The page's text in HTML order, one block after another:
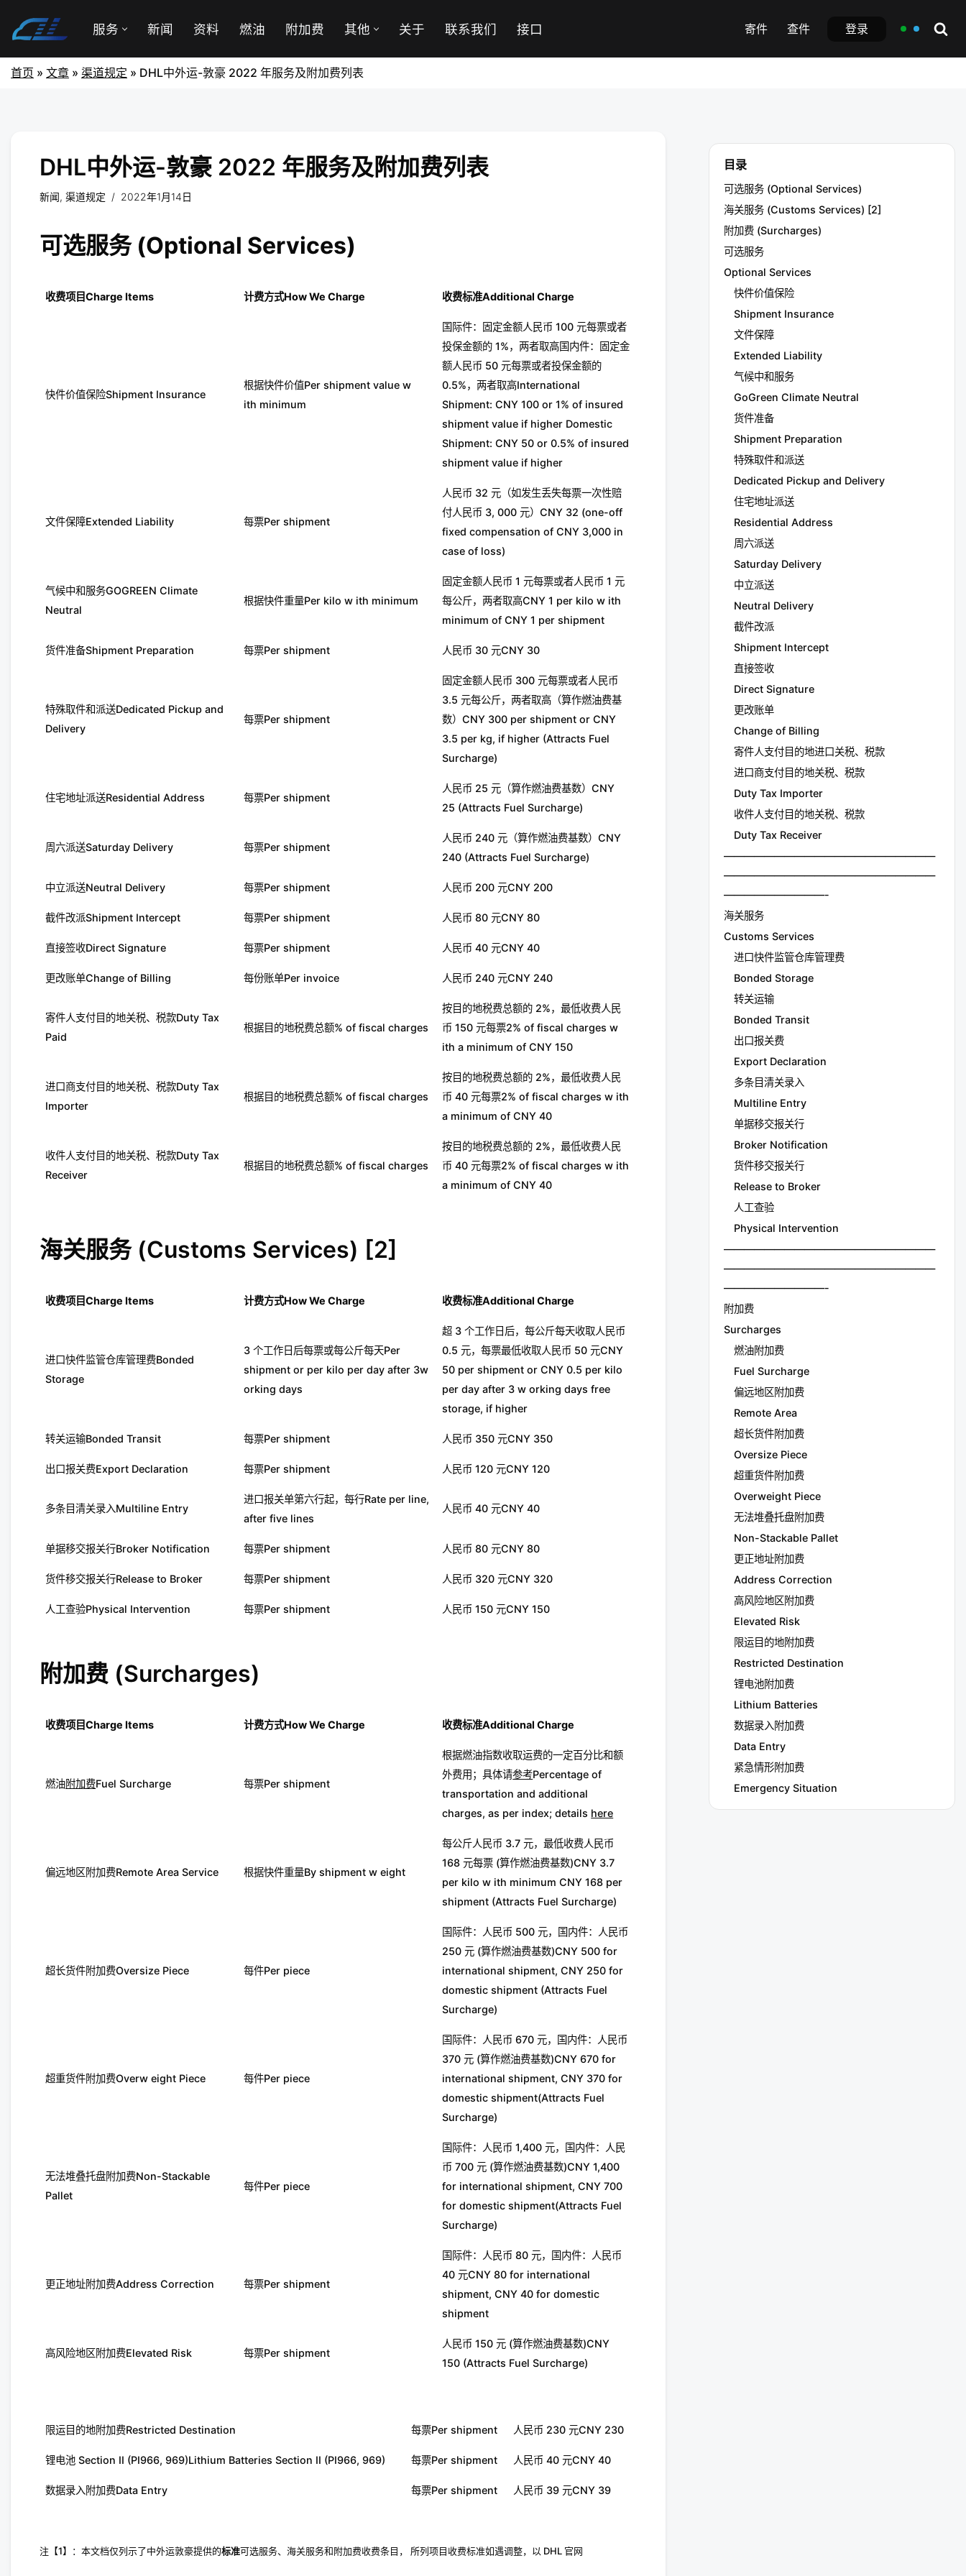
服务 新闻 资料 燃油 附加费 其他 关于 联系我们 接口 寄件 查件 登录
首页 » 文章 » 渠道规定 » DHL中外运-敦豪 2022 年服务及附加费列表
DHL中外运-敦豪 2022 年服务及附加费列表
新闻, 渠道规定 2022年1月14日
可选服务 (Optional Services)
收费项目Charge Items 计费方式How We Charge 收费标准Additional Charge
快件价值保险Shipment Insurance
根据快件价值Per shipment value w
ith minimum
国际件：固定金额人民币 100 元每票或者
投保金额的 1%，两者取高国内件：固定金
额人民币 50 元每票或者投保金额的
0.5%，两者取高International
Shipment: CNY 100 or 1% of insured
shipment value if higher Domestic
Shipment: CNY 50 or 0.5% of insured
shipment value if higher
文件保障Extended Liability 每票Per shipment
人民币 32 元（如发生丢失每票一次性赔
付人民币 3, 000 元）CNY 32 (one-off
fixed compensation of CNY 3,000 in
case of loss)
气候中和服务GOGREEN Climate
Neutral
根据快件重量Per kilo w ith minimum
固定金额人民币 1 元每票或者人民币 1 元
每公斤，两者取高CNY 1 per kilo w ith
minimum of CNY 1 per shipment
货件准备Shipment Preparation 每票Per shipment 人民币 30 元CNY 30
特殊取件和派送Dedicated Pickup and
Delivery
每票Per shipment
固定金额人民币 300 元每票或者人民币
3.5 元每公斤，两者取高（算作燃油费基
数）CNY 300 per shipment or CNY
3.5 per kg, if higher (Attracts Fuel
Surcharge)
住宅地址派送Residential Address 每票Per shipment
人民币 25 元（算作燃油费基数）CNY
25 (Attracts Fuel Surcharge)
周六派送Saturday Delivery 每票Per shipment
人民币 240 元（算作燃油费基数）CNY
240 (Attracts Fuel Surcharge)
中立派送Neutral Delivery 每票Per shipment 人民币 200 元CNY 200
截件改派Shipment Intercept 每票Per shipment 人民币 80 元CNY 80
直接签收Direct Signature 每票Per shipment 人民币 40 元CNY 40
更改账单Change of Billing 每份账单Per invoice 人民币 240 元CNY 240
寄件人支付目的地关税、税款Duty Tax
Paid
根据目的地税费总额% of fiscal charges
按目的地税费总额的 2%，最低收费人民
币 150 元每票2% of fiscal charges w
ith a minimum of CNY 150
进口商支付目的地关税、税款Duty Tax
Importer
根据目的地税费总额% of fiscal charges
按目的地税费总额的 2%，最低收费人民
币 40 元每票2% of fiscal charges w ith
a minimum of CNY 40
收件人支付目的地关税、税款Duty Tax
Receiver
根据目的地税费总额% of fiscal charges
按目的地税费总额的 2%，最低收费人民
币 40 元每票2% of fiscal charges w ith
a minimum of CNY 40
海关服务 (Customs Services) [2]
收费项目Charge Items 计费方式How We Charge 收费标准Additional Charge
进口快件监管仓库管理费Bonded
Storage
3 个工作日后每票或每公斤每天Per
shipment or per kilo per day after 3w
orking days
超 3 个工作日后，每公斤每天收取人民币
0.5 元，每票最低收取人民币 50 元CNY
50 per shipment or CNY 0.5 per kilo
per day after 3 w orking days free
storage, if higher
转关运输Bonded Transit 每票Per shipment 人民币 350 元CNY 350
出口报关费Export Declaration 每票Per shipment 人民币 120 元CNY 120
多条目清关录入Multiline Entry
进口报关单第六行起，每行Rate per line,
after five lines
人民币 40 元CNY 40
单据移交报关行Broker Notification 每票Per shipment 人民币 80 元CNY 80
货件移交报关行Release to Broker 每票Per shipment 人民币 320 元CNY 320
人工查验Physical Intervention 每票Per shipment 人民币 150 元CNY 150
附加费 (Surcharges)
收费项目Charge Items 计费方式How We Charge 收费标准Additional Charge
燃油附加费Fuel Surcharge 每票Per shipment
根据燃油指数收取运费的一定百分比和额
外费用；具体请参考Percentage of
transportation and additional
charges, as per index; details here
偏远地区附加费Remote Area Service 根据快件重量By shipment w eight
每公斤人民币 3.7 元，最低收费人民币
168 元每票 (算作燃油费基数)CNY 3.7
per kilo w ith minimum CNY 168 per
shipment (Attracts Fuel Surcharge)
超长货件附加费Oversize Piece 每件Per piece
国际件：人民币 500 元，国内件：人民币
250 元 (算作燃油费基数)CNY 500 for
international shipment, CNY 250 for
domestic shipment (Attracts Fuel
Surcharge)
超重货件附加费Overw eight Piece 每件Per piece
国际件：人民币 670 元，国内件：人民币
370 元 (算作燃油费基数)CNY 670 for
international shipment, CNY 370 for
domestic shipment(Attracts Fuel
Surcharge)
无法堆叠托盘附加费Non-Stackable
Pallet
每件Per piece
国际件：人民币 1,400 元，国内件：人民
币 700 元 (算作燃油费基数)CNY 1,400
for international shipment, CNY 700
for domestic shipment(Attracts Fuel
Surcharge)
更正地址附加费Address Correction 每票Per shipment
国际件：人民币 80 元，国内件：人民币
40 元CNY 80 for international
shipment, CNY 40 for domestic
shipment
高风险地区附加费Elevated Risk 每票Per shipment
人民币 150 元 (算作燃油费基数)CNY
150 (Attracts Fuel Surcharge)
限运目的地附加费Restricted Destination 每票Per shipment 人民币 230 元CNY 230
锂电池 Section II (PI966, 969)Lithium Batteries Section II (PI966, 969) 每票Per shipment 人民币 40 元CNY 40
数据录入附加费Data Entry 每票Per shipment 人民币 39 元CNY 39
注【1】：本文档仅列示了中外运敦豪提供的标准可选服务、海关服务和附加费收费条目， 所列项目收费标准如遇调整，以 DHL 官网
目录
可选服务 (Optional Services)
海关服务 (Customs Services) [2]
附加费 (Surcharges)
可选服务
Optional Services
快件价值保险
Shipment Insurance
文件保障
Extended Liability
气候中和服务
GoGreen Climate Neutral
货件准备
Shipment Preparation
特殊取件和派送
Dedicated Pickup and Delivery
住宅地址派送
Residential Address
周六派送
Saturday Delivery
中立派送
Neutral Delivery
截件改派
Shipment Intercept
直接签收
Direct Signature
更改账单
Change of Billing
寄件人支付目的地进口关税、税款
进口商支付目的地关税、税款
Duty Tax Importer
收件人支付目的地关税、税款
Duty Tax Receiver
—————————————————————
—————————————————————
——————————-
海关服务
Customs Services
进口快件监管仓库管理费
Bonded Storage
转关运输
Bonded Transit
出口报关费
Export Declaration
多条目清关录入
Multiline Entry
单据移交报关行
Broker Notification
货件移交报关行
Release to Broker
人工查验
Physical Intervention
—————————————————————
—————————————————————
——————————-
附加费
Surcharges
燃油附加费
Fuel Surcharge
偏远地区附加费
Remote Area
超长货件附加费
Oversize Piece
超重货件附加费
Overweight Piece
无法堆叠托盘附加费
Non-Stackable Pallet
更正地址附加费
Address Correction
高风险地区附加费
Elevated Risk
限运目的地附加费
Restricted Destination
锂电池附加费
Lithium Batteries
数据录入附加费
Data Entry
紧急情形附加费
Emergency Situation